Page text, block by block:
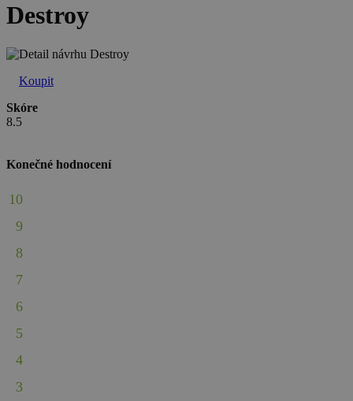
Destroy
Koupit
Skóre
8.5
Konečné hodnocení
10
9
8
7
6
5
4
3